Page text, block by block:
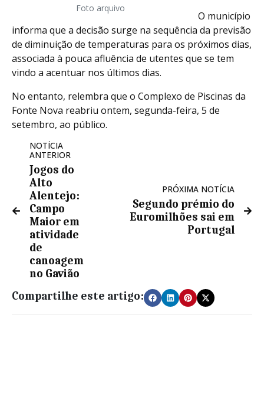
Foto arquivo
O município
informa que a decisão surge na sequência da previsão
de diminuição de temperaturas para os próximos dias,
associada à pouca afluência de utentes que se tem
vindo a acentuar nos últimos dias.
No entanto, relembra que o Complexo de Piscinas da
Fonte Nova reabriu ontem, segunda-feira, 5 de
setembro, ao público.
NOTÍCIA
ANTERIOR
Jogos do
Alto
Alentejo:
Campo
Maior em
atividade
de
canoagem
no Gavião
PRÓXIMA NOTÍCIA
Segundo prémio do
Euromilhões sai em
Portugal
Compartilhe este artigo: